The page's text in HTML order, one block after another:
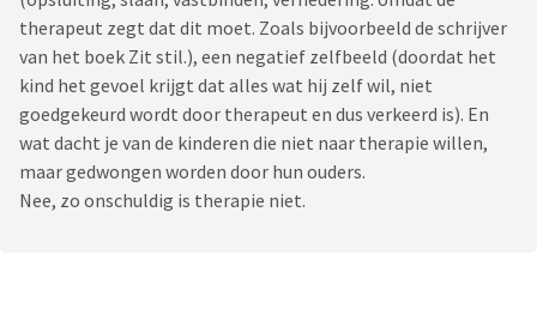
therapeut zegt dat dit moet. Zoals bijvoorbeeld de schrijver
van het boek Zit stil.), een negatief zelfbeeld (doordat het
kind het gevoel krijgt dat alles wat hij zelf wil, niet
goedgekeurd wordt door therapeut en dus verkeerd is). En
wat dacht je van de kinderen die niet naar therapie willen,
maar gedwongen worden door hun ouders.
Nee, zo onschuldig is therapie niet.